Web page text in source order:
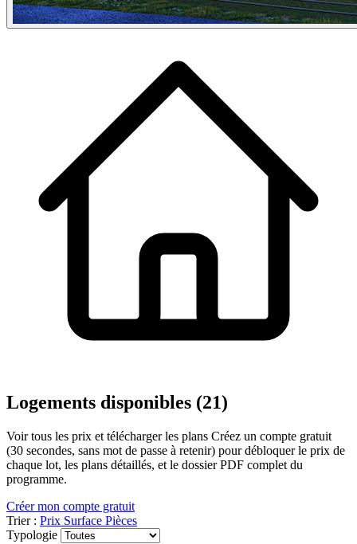
Logements disponibles (21)
Voir tous les prix et télécharger les plans Créez un compte gratuit
(30 secondes, sans mot de passe à retenir) pour débloquer le prix de
chaque lot, les plans détaillés, et le dossier PDF complet du
programme.
Créer mon compte gratuit
Trier : Prix Surface Pièces
Typologie